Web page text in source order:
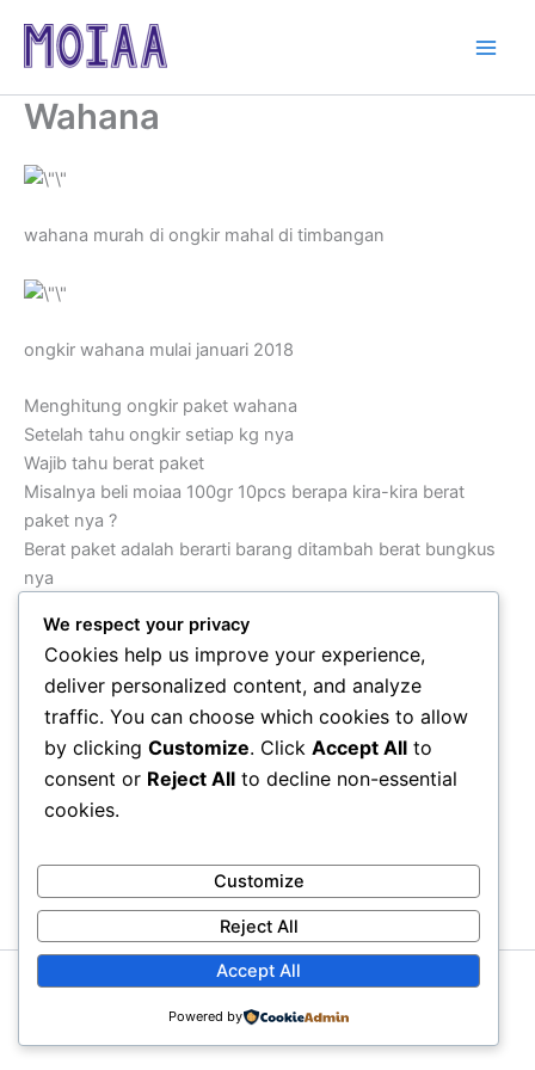
content
Wahana
wahana murah di ongkir mahal di timbangan
ongkir wahana mulai januari 2018
Menghitung ongkir paket wahana
Setelah tahu ongkir setiap kg nya
Wajib tahu berat paket
Misalnya beli moiaa 100gr 10pcs berapa kira-kira berat
paket nya ?
Berat paket adalah berarti barang ditambah berat bungkus
nya
Kalau beli 10pcs berarti 100grx10 ditambah 10persen
Total 110gr
Ini di wahana bisa dihitung 2kg
Kalau ingin 1kg beli moiaa 100gr nya 9pcs saja
Copyright © 2026 Moiaa.id
We respect your privacy
Cookies help us improve your experience,
deliver personalized content, and analyze
traffic. You can choose which cookies to allow
by clicking Customize. Click Accept All to
consent or Reject All to decline non-essential
cookies.
Customize
Reject All
Accept All
Powered by